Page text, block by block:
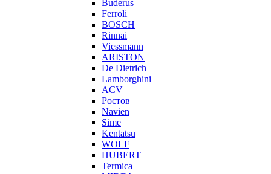
Buderus
Ferroli
BOSCH
Rinnai
Viessmann
ARISTON
De Dietrich
Lamborghini
ACV
Ростов
Navien
Sime
Kentatsu
WOLF
HUBERT
Termica